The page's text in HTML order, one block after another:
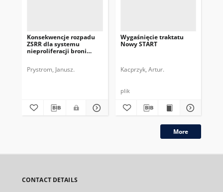
Konsekwencje rozpadu
ZSRR dla systemu
nieproliferacji broni
Prystrom, Janusz.
Wygaśnięcie traktatu
Nowy START
Kacprzyk, Artur.
plik
More
CONTACT DETAILS